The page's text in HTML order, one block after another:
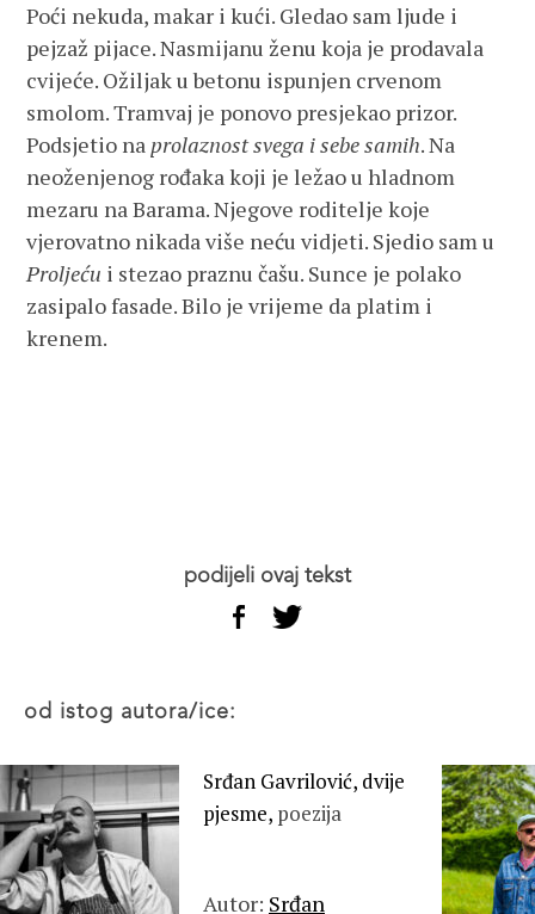
Poći nekuda, makar i kući. Gledao sam ljude i
pejzaž pijace. Nasmijanu ženu koja je prodavala
cvijeće. Ožiljak u betonu ispunjen crvenom
smolom. Tramvaj je ponovo presjekao prizor.
Podsjetio na prolaznost svega i sebe samih. Na
neoženjenog rođaka koji je ležao u hladnom
mezaru na Barama. Njegove roditelje koje
vjerovatno nikada više neću vidjeti. Sjedio sam u
Proljeću i stezao praznu čašu. Sunce je polako
zasipalo fasade. Bilo je vrijeme da platim i
krenem.
podijeli ovaj tekst
od istog autora/ice:
Srđan Gavrilović, dvije
pjesme, poezija
Autor: Srđan